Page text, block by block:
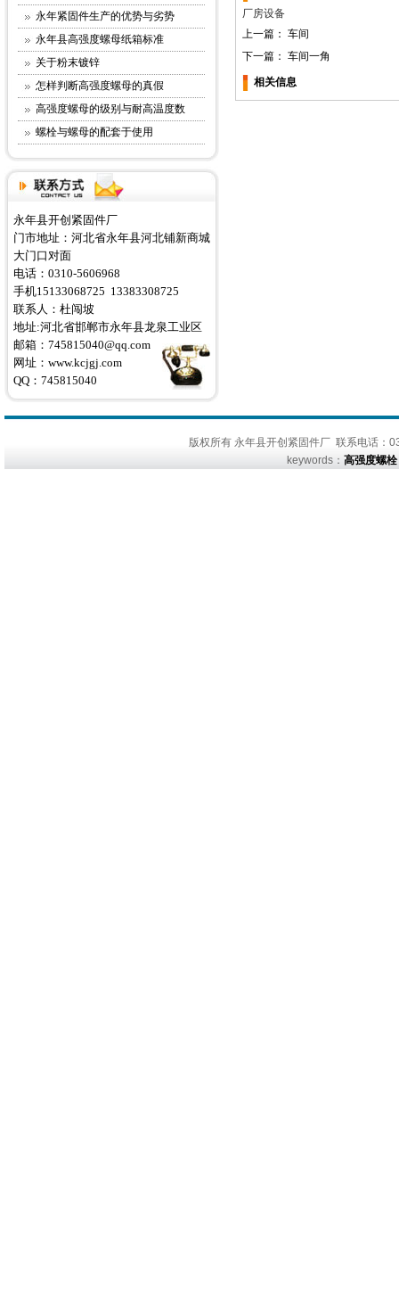
永年紧固件生产的优势与劣势
永年县高强度螺母纸箱标准
关于粉末镀锌
怎样判断高强度螺母的真假
高强度螺母的级别与耐高温度数
螺栓与螺母的配套于使用
永年县开创紧固件厂
门市地址：河北省永年县河北铺新商城
大门口对面
电话：0310-5606968
手机15133068725 13383308725
联系人：杜闯坡
地址:河北省邯郸市永年县龙泉工业区
邮箱：745815040@qq.com
网址： www.kcjgj.com
QQ：745815040
厂房设备
上一篇： 车间
下一篇： 车间一角
相关信息
版权所有 永年县开创紧固件厂 联系电话：
keywords：高强度螺栓